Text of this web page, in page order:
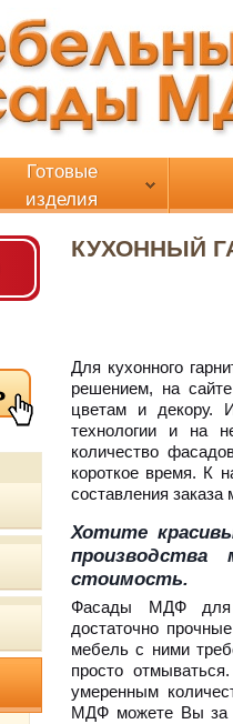
Готовые
изделия
КУХОННЫЙ
Для кухонного
решением, на
цветам и декору.
технологии и на
количество
короткое время. К
составления
Хотите
стоимость.
Фасады МДФ для
достаточно
мебель с ними
просто
умеренным
МДФ можете Вы за